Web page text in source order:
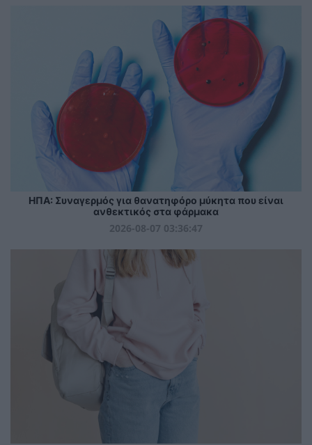
ΗΠΑ: Συναγερμός για θανατηφόρο μύκητα που είναι
ανθεκτικός στα φάρμακα
2026-08-07 03:36:47